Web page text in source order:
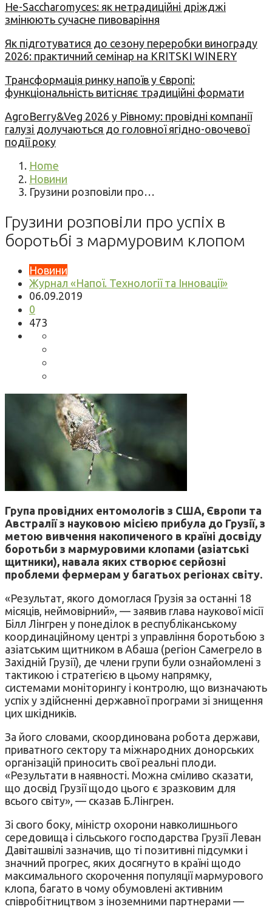
Не-Saccharomyces: як нетрадиційні дріжджі
змінюють сучасне пивоваріння
Як підготуватися до сезону переробки винограду
2026: практичний семінар на KRITSKI WINERY
Трансформація ринку напоїв у Європі:
функціональність витісняє традиційні формати
AgroBerry&Veg 2026 у Рівному: провідні компанії
галузі долучаються до головної ягідно-овочевої
події року
Home
Новини
Грузини розповіли про…
Грузини розповіли про успіх в
боротьбі з мармуровим клопом
Новини
Журнал «Напої. Технології та Інновації»
06.09.2019
0
473
Група провідних ентомологів з США, Європи та
Австралії з науковою місією прибула до Грузії, з
метою вивчення накопиченого в країні досвіду
боротьби з мармуровими клопами (азіатські
щитники), навала яких створює серйозні
проблеми фермерам у багатьох регіонах світу.
«Результат, якого домоглася Грузія за останні 18
місяців, неймовірний», — заявив глава наукової місії
Білл Лінгрен у понеділок в республіканському
координаційному центрі з управління боротьбою з
азіатським щитником в Абаша (регіон Самегрело в
Західній Грузії), де члени групи були ознайомлені з
тактикою і стратегією в цьому напрямку,
системами моніторингу і контролю, що визначають
успіх у здійсненні державної програми зі знищення
цих шкідників.
За його словами, скоординована робота держави,
приватного сектору та міжнародних донорських
організацій приносить свої реальні плоди.
«Результати в наявності. Можна сміливо сказати,
що досвід Грузії щодо цього є зразковим для
всього світу», — сказав Б.Лінгрен.
Зі свого боку, міністр охорони навколишнього
середовища і сільського господарства Грузії Леван
Давіташвілі зазначив, що ті позитивні підсумки і
значний прогрес, яких досягнуто в країні щодо
максимального скорочення популяції мармурового
клопа, багато в чому обумовлені активним
співробітництвом з іноземними партнерами —